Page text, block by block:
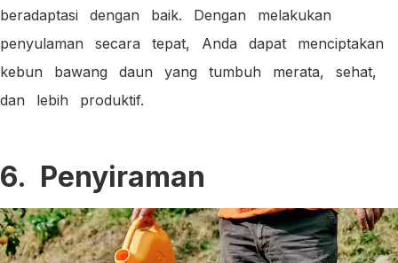
beradaptasi dengan baik. Dengan melakukan
penyulaman secara tepat, Anda dapat menciptakan
kebun bawang daun yang tumbuh merata, sehat,
dan lebih produktif.
6. Penyiraman